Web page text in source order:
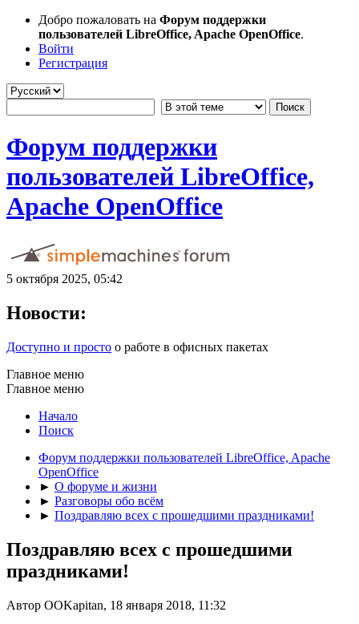
Добро пожаловать на Форум поддержки
пользователей LibreOffice, Apache OpenOffice.
Войти
Регистрация
Форум поддержки
пользователей LibreOffice,
Apache OpenOffice
5 октября 2025, 05:42
Новости:
Доступно и просто о работе в офисных пакетах
Главное меню
Главное меню
Начало
Поиск
Форум поддержки пользователей LibreOffice, Apache
OpenOffice
► О форуме и жизни
► Разговоры обо всём
► Поздравляю всех с прошедшими праздниками!
Поздравляю всех с прошедшими
праздниками!
Автор OOKapitan, 18 января 2018, 11:32